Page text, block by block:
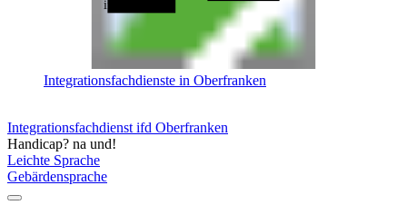
ifd Bamberg
Integrationsfachdienste in Oberfranken
Integrationsfachdienst ifd Oberfranken
Handicap? na und!
Leichte Sprache
Gebärdensprache